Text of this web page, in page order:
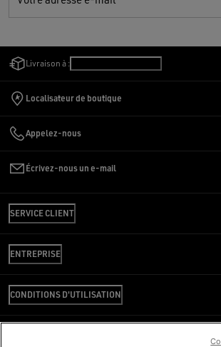
Livraison à :
Localisateur de boutique
Appelez-nous
Écrivez-nous un e-mail
SERVICE CLIENT
FAQ
VÉRIFIER VOTRE COMMANDE
LIVRAISON
RETOURS
PAIEMENT
ENTREPRISE
CODE ÉTHIQUE
DURABILITÉ
CONDITIONS D'UTILISATION
CONDITIONS DE VENTE